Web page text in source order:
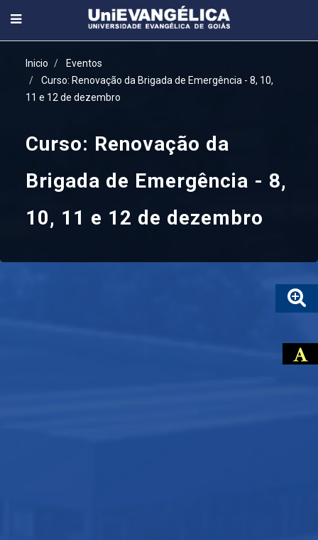
Inicio
Eventos
Curso: Renovação da Brigada de Emergência - 8, 10,
11 e 12 de dezembro
Curso: Renovação da
Brigada de Emergência - 8,
10, 11 e 12 de dezembro